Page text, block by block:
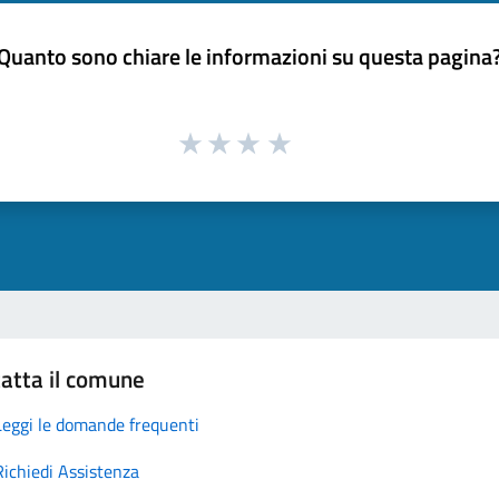
sono chiare le informazioni su questa
il comune
le domande frequenti
Assistenza